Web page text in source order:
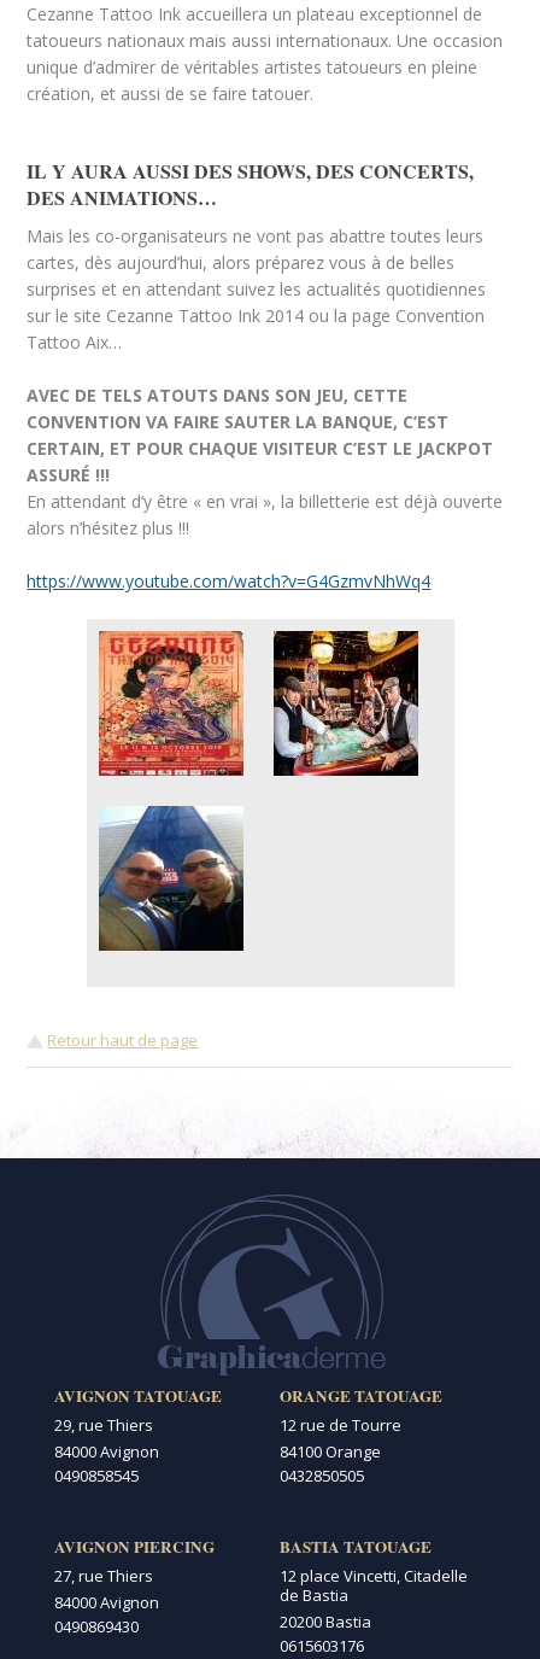
Cezanne Tattoo Ink accueillera un plateau exceptionnel de
tatoueurs nationaux mais aussi internationaux. Une occasion
unique d’admirer de véritables artistes tatoueurs en pleine
création, et aussi de se faire tatouer.
IL Y AURA AUSSI DES SHOWS, DES CONCERTS,
DES ANIMATIONS…
Mais les co-organisateurs ne vont pas abattre toutes leurs
cartes, dès aujourd’hui, alors préparez vous à de belles
surprises et en attendant suivez les actualités quotidiennes
sur le site Cezanne Tattoo Ink 2014 ou la page Convention
Tattoo Aix…
AVEC DE TELS ATOUTS DANS SON JEU, CETTE
CONVENTION VA FAIRE SAUTER LA BANQUE, C’EST
CERTAIN, ET POUR CHAQUE VISITEUR C’EST LE JACKPOT
ASSURÉ !!!
En attendant d’y être « en vrai », la billetterie est déjà ouverte
alors n’hésitez plus !!!
https://www.youtube.com/watch?v=G4GzmvNhWq4
Retour haut de page
AVIGNON TATOUAGE
29, rue Thiers
84000 Avignon
0490858545
AVIGNON PIERCING
27, rue Thiers
84000 Avignon
0490869430
ORANGE TATOUAGE
12 rue de Tourre
84100 Orange
0432850505
BASTIA TATOUAGE
12 place Vincetti, Citadelle
de Bastia
20200 Bastia
0615603176